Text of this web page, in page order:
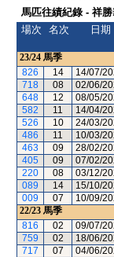
馬匹往績紀錄 - 祥
場次
名次 日期
23/24 馬季
826
14 14/07/
718
08 02/06/
648
12 08/05/
582
11 14/04/
526
10 24/03/
486
11 10/03/
463
09 28/02/
405
09 07/02/
220
08 03/12/
089
14 15/10/
009
07 10/09/
22/23 馬季
816
02 09/07/
759
02 18/06/
717
07 04/06/